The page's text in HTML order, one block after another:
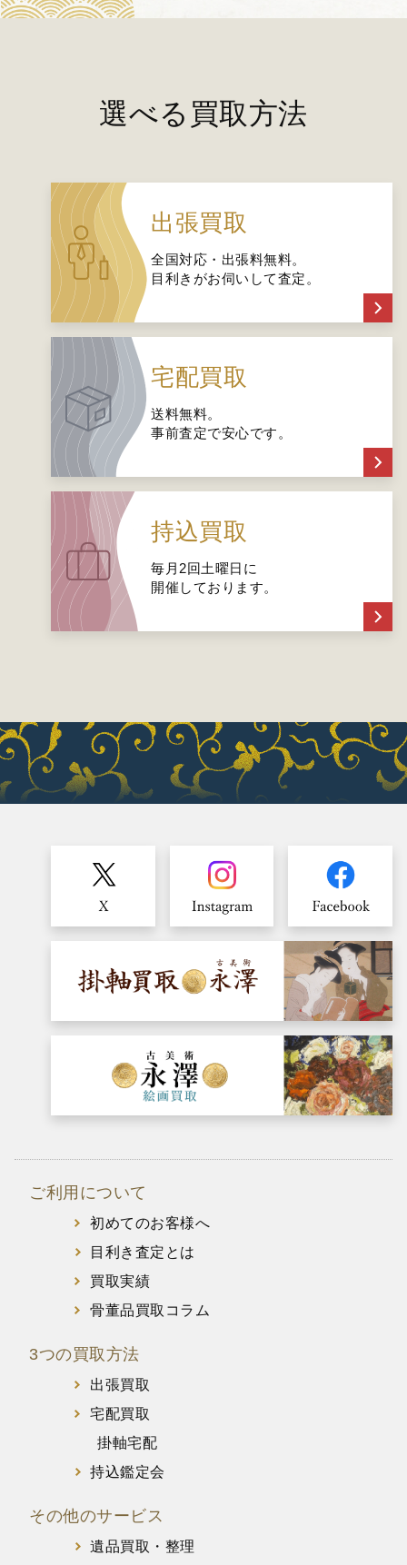
選べる買取方法
出張買取
全国対応・出張料無料。
目利きがお伺いして査定。
宅配買取
送料無料。
事前査定で安心です。
持込買取
毎月2回土曜日に
開催しております。
ご利用について
初めてのお客様へ
目利き査定とは
買取実績
骨董品買取コラム
3つの買取方法
出張買取
宅配買取
掛軸宅配
持込鑑定会
その他のサービス
遺品買取・整理